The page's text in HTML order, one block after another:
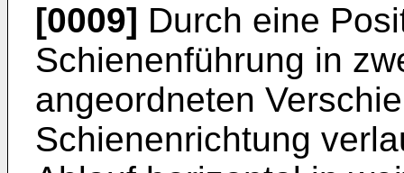
[0009] Durch eine
Schienenführung in
angeordneten
Schienenrichtung